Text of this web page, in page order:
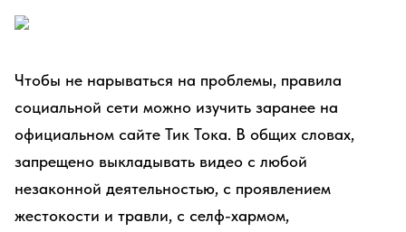
Чтобы не нарываться на проблемы, правила
социальной сети можно изучить заранее на
официальном сайте Тик Тока. В общих словах,
запрещено выкладывать видео с любой
незаконной деятельностью, с проявлением
жестокости и травли, с селф-хармом,